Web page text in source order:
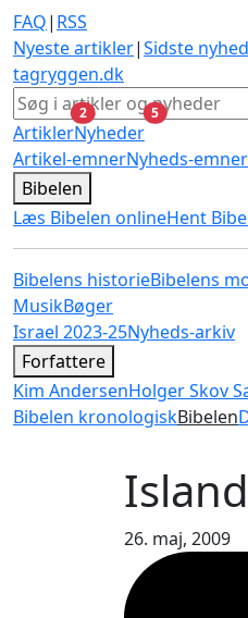
FAQ| RSS
Nyeste artikler|Sidste
tagryggen.dk
Artikler
2ulæste
Nyheder
5ulæste
Artikel-emnerNyheds-emner
Bibelen
Læs Bibelen onlineHent
Bibelens historieBibelens
MusikBøger
Israel 2023-25Nyheds-arkiv
Forfattere
Kim AndersenHolger Skov
Bibelen kronologiskBibelen
26. maj, 2009